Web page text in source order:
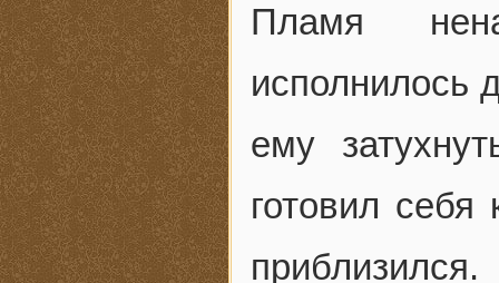
Пламя
исполнилось
ему
готовил
приблизился.